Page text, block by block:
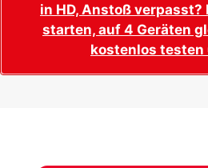
in HD, Anstoß verpasst?
starten, auf 4 Geräten
kostenlos